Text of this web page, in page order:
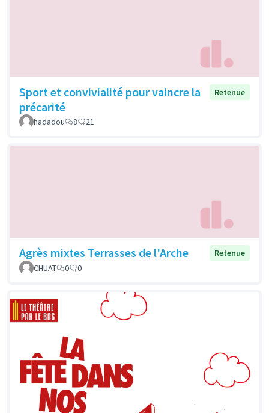
Sport et convivialité pour vaincre la
précarité
Retenue
hadadou 8 21
Agrès mixtes Terrasses de l'Arche
Retenue
CHUAT
0 0